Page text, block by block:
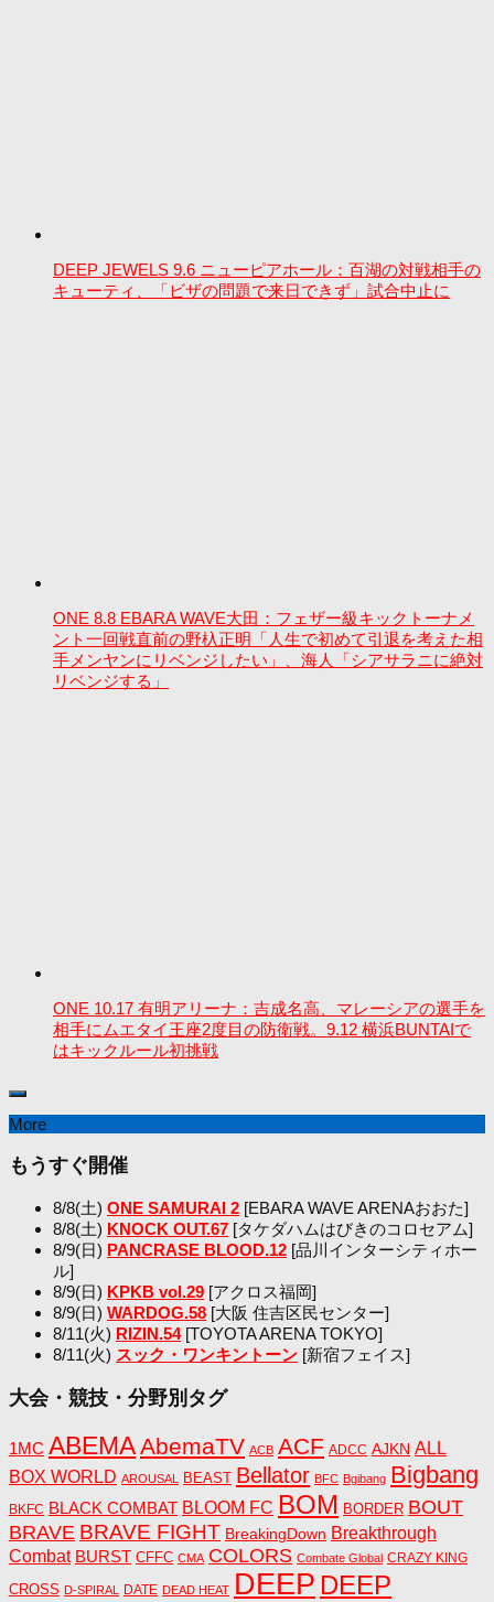
DEEP JEWELS 9.6 ニューピアホール：百湖の対戦相手の
キューティ、「ビザの問題で来日できず」試合中止に
ONE 8.8 EBARA WAVE大田：フェザー級キックトーナメ
ント一回戦直前の野杁正明「人生で初めて引退を考えた相
手メンヤンにリベンジしたい」、海人「シアサラニに絶対
リベンジする」
ONE 10.17 有明アリーナ：吉成名高、マレーシアの選手を
相手にムエタイ王座2度目の防衛戦。9.12 横浜BUNTAIで
はキックルール初挑戦
More
もうすぐ開催
8/8(土) ONE SAMURAI 2 [EBARA WAVE ARENAおおた]
8/8(土) KNOCK OUT.67 [タケダハムはびきのコロセアム]
8/9(日) PANCRASE BLOOD.12 [品川インターシティホー
ル]
8/9(日) KPKB vol.29 [アクロス福岡]
8/9(日) WARDOG.58 [大阪 住吉区民センター]
8/11(火) RIZIN.54[TOYOTA ARENA TOKYO]
8/11(火) スック・ワンキントーン [新宿フェイス]
大会・競技・分野別タグ
1MC ABEMAAbemaTV ACB ACF ADCC AJKN ALL
BOX WORLD AROUSAL BEAST Bellator BFC Bgibang Bigbang
BKFC BLACK COMBAT BLOOM FC BOM BORDER BOUT
BRAVE BRAVE FIGHT BreakingDown Breakthrough
Combat BURST CFFC CMA COLORS Combate Global CRAZY KING
CROSS D-SPIRAL DATE DEAD HEAT DEEP DEEP